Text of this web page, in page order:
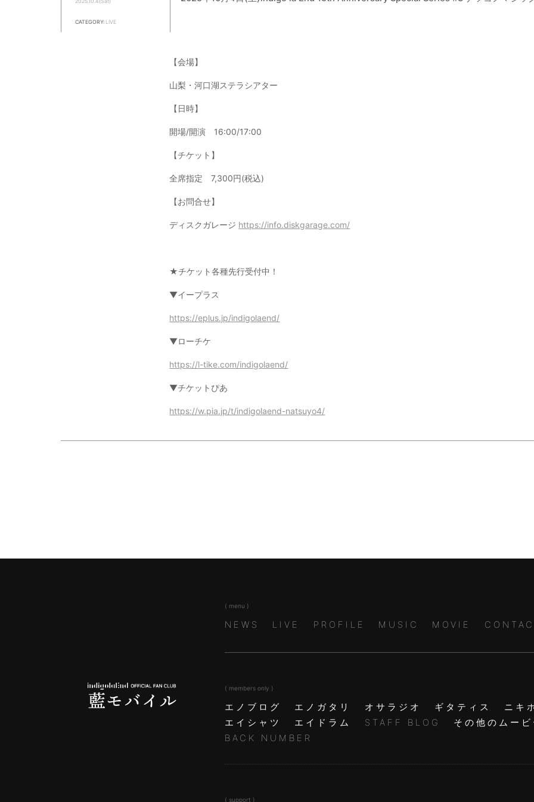
CATEGORY:LIVE
【会場】
山梨・河口湖ステラシアター
【日時】
開場/開演 16:00/17:00
【チケット】
全席指定 7,300円(税込)
【お問合せ】
ディスクガレージ https://info.diskgarage.com/
★チケット各種先行受付中！
▼イープラス
https://eplus.jp/indigolaend/
▼ローチケ
https://l-tike.com/indigolaend/
▼チケットぴあ
https://w.pia.jp/t/indigolaend-natsuyo4/
( menu )
NEWS LIVE PROFILE MUSIC MOVIE
( members only )
エノブログ エノガタリ オサラジオ ギタティス ニキ
エイシャツ
エイドラム STAFF BLOG その他のムービ
BACK NUMBER
( support )